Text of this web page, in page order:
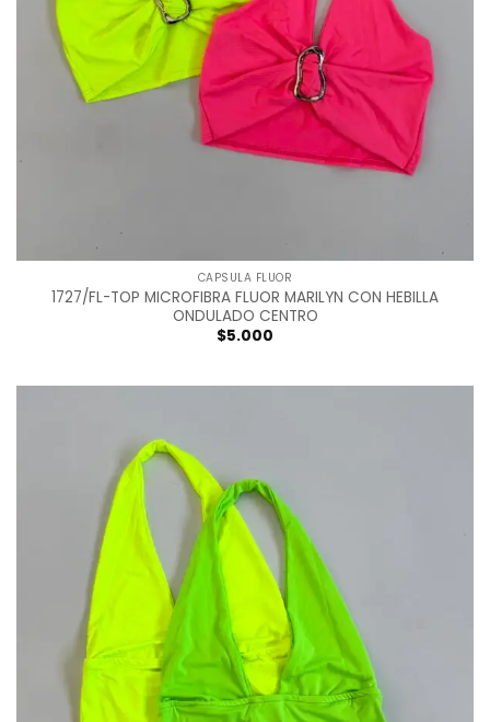
CAPSULA FLUOR
1727/FL-TOP MICROFIBRA FLUOR MARILYN CON HEBILLA
ONDULADO CENTRO
$5.000